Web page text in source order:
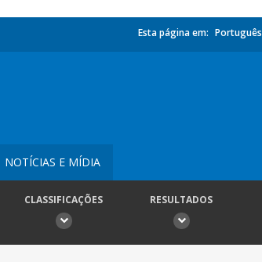
Esta página em: Português
NOTÍCIAS E MÍDIA
CLASSIFICAÇÕES RESULTADOS